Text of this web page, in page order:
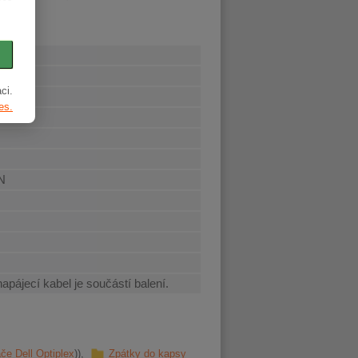
kabel je součástí balení.
Dell Optiplex
Zpátky do kapsy